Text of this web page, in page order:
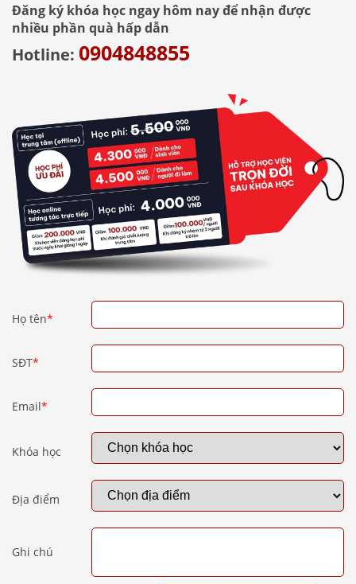
Đăng ký khóa học ngay hôm nay để nhận được
nhiều phần quà hấp dẫn
Hotline: 0904848855
Họ tên*
SĐT*
Email*
Khóa học
Địa điểm
Ghi chú